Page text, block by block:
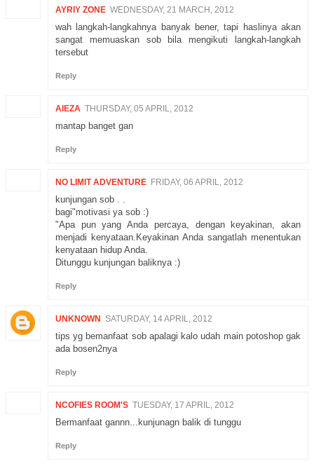
AYRIY ZONE WEDNESDAY, 21 MARCH, 2012
wah langkah-langkahnya banyak bener, tapi haslinya akan
sangat memuaskan sob bila mengikuti langkah-langkah
tersebut
Reply
AIEZA THURSDAY, 05 APRIL, 2012
mantap banget gan
Reply
NO LIMIT ADVENTURE FRIDAY, 06 APRIL, 2012
kunjungan sob . .
bagi"motivasi ya sob :)
"Apa pun yang Anda percaya, dengan keyakinan, akan
menjadi kenyataan.Keyakinan Anda sangatlah menentukan
kenyataan hidup Anda.
Ditunggu kunjungan baliknya :)
Reply
UNKNOWN SATURDAY, 14 APRIL, 2012
tips yg bemanfaat sob apalagi kalo udah main potoshop gak
ada bosen2nya
Reply
NCOFIES ROOM'S TUESDAY, 17 APRIL, 2012
Bermanfaat gannn...kunjunagn balik di tunggu
Reply